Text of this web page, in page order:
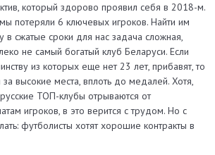
который здорово проявил себя в 2018-м.
потеряли 6 ключевых игроков. Найти им
в сжатые сроки для нас задача сложная,
не самый богатый клуб Беларуси. Если
из которых еще нет 23 лет, прибавят, то
высокие места, вплоть до медалей. Хотя,
ТОП-клубы отрываются от
игроков, в это верится с трудом. Но с
футболисты хотят хорошие контракты в